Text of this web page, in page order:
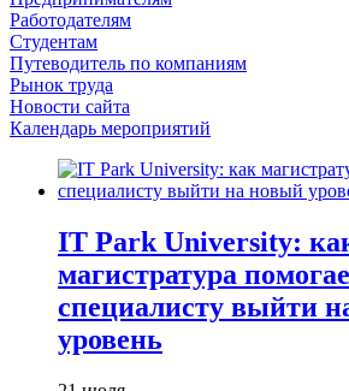
Работодателям
Студентам
Путеводитель по компаниям
Рынок труда
Новости сайта
Календарь мероприятий
IT Park University:
магистратура
специалисту выйти
уровень